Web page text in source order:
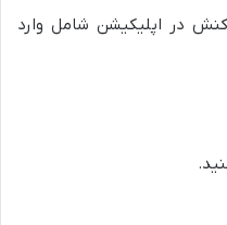
در اپلیکیشن شامل وارد